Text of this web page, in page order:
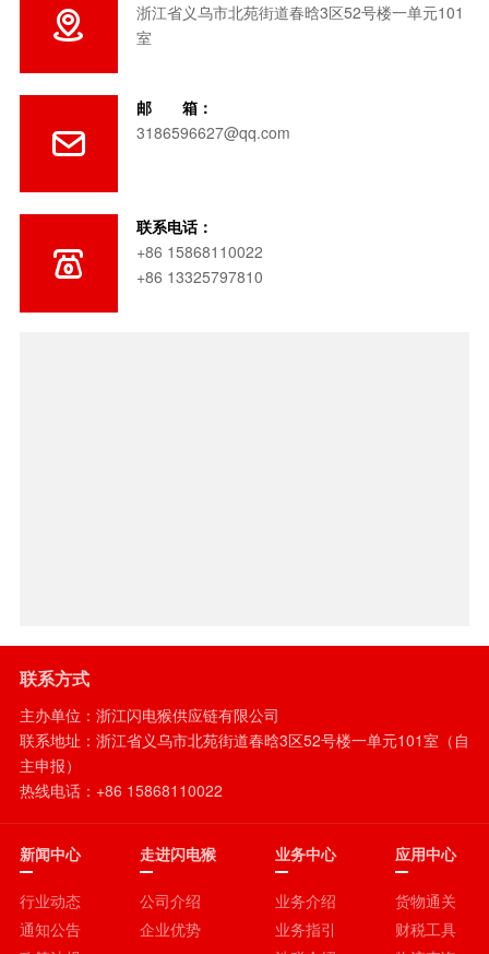

浙江省义乌市北苑街道春晗3区52号楼一单元101
室

邮 箱：
3186596627@qq.com

联系电话：
+86 15868110022
+86 13325797810
联系方式
主办单位：浙江闪电猴供应链有限公司
联系地址：浙江省义乌市北苑街道春晗3区52号楼一单元101室（自
主申报）
热线电话：+86 15868110022
新闻中心
行业动态
通知公告
走进闪电猴
公司介绍
企业优势
业务中心
业务介绍
业务指引
应用中心
货物通关
财税工具